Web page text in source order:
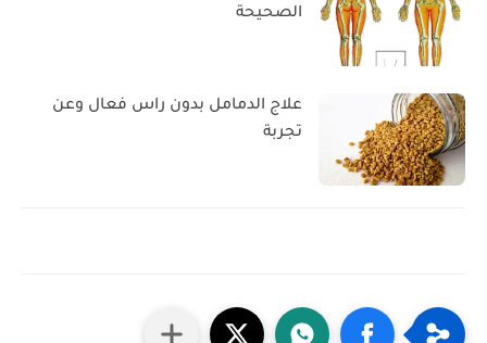
الصحيحة
علاج الدمامل بدون راس فعال وعن
تجربة